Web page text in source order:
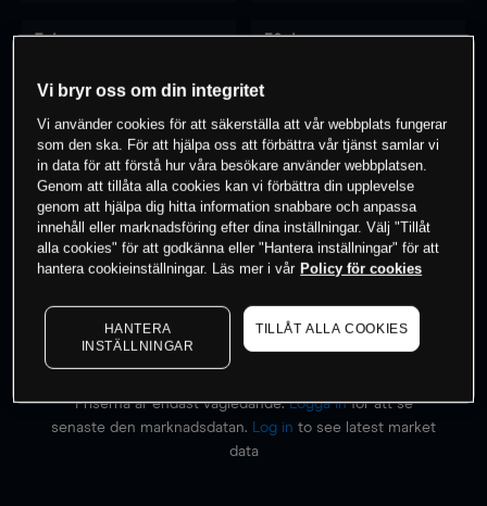
7 dagar 30 dagar
0% av kunderna har en position i detta
instrument
Börja handla
Priserna är endast vägledande.Logga inför att se
senaste den marknadsdatan.
Log in to see latest market
data
Vi bryr oss om din integritet
Vi använder cookies för att säkerställa att vår webbplats fungerar
som den ska. För att hjälpa oss att förbättra vår tjänst samlar vi
in data för att förstå hur våra besökare använder webbplatsen.
Genom att tillåta alla cookies kan vi förbättra din upplevelse
genom att hjälpa dig hitta information snabbare och anpassa
innehåll eller marknadsföring efter dina inställningar. Välj "Tillåt
alla cookies" för att godkänna eller "Hantera inställningar" för att
hantera cookieinställningar. Läs mer i vår Policy för cookies
HANTERA
INSTÄLLNINGAR
TILLÅT ALLA COOKIES